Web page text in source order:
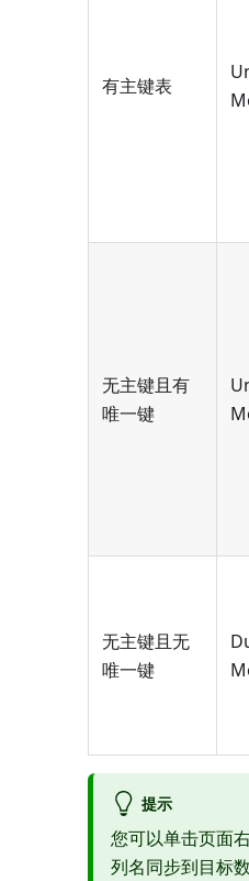
有主键表
无主键且有
唯一键
无主键且无
唯一键
提示
您可以单击页面
列名同步到目标